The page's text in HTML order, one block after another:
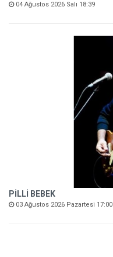
04 Ağustos 2026 Salı 18:39
PİLLİ BEBEK
03 Ağustos 2026 Pazartesi 17:00